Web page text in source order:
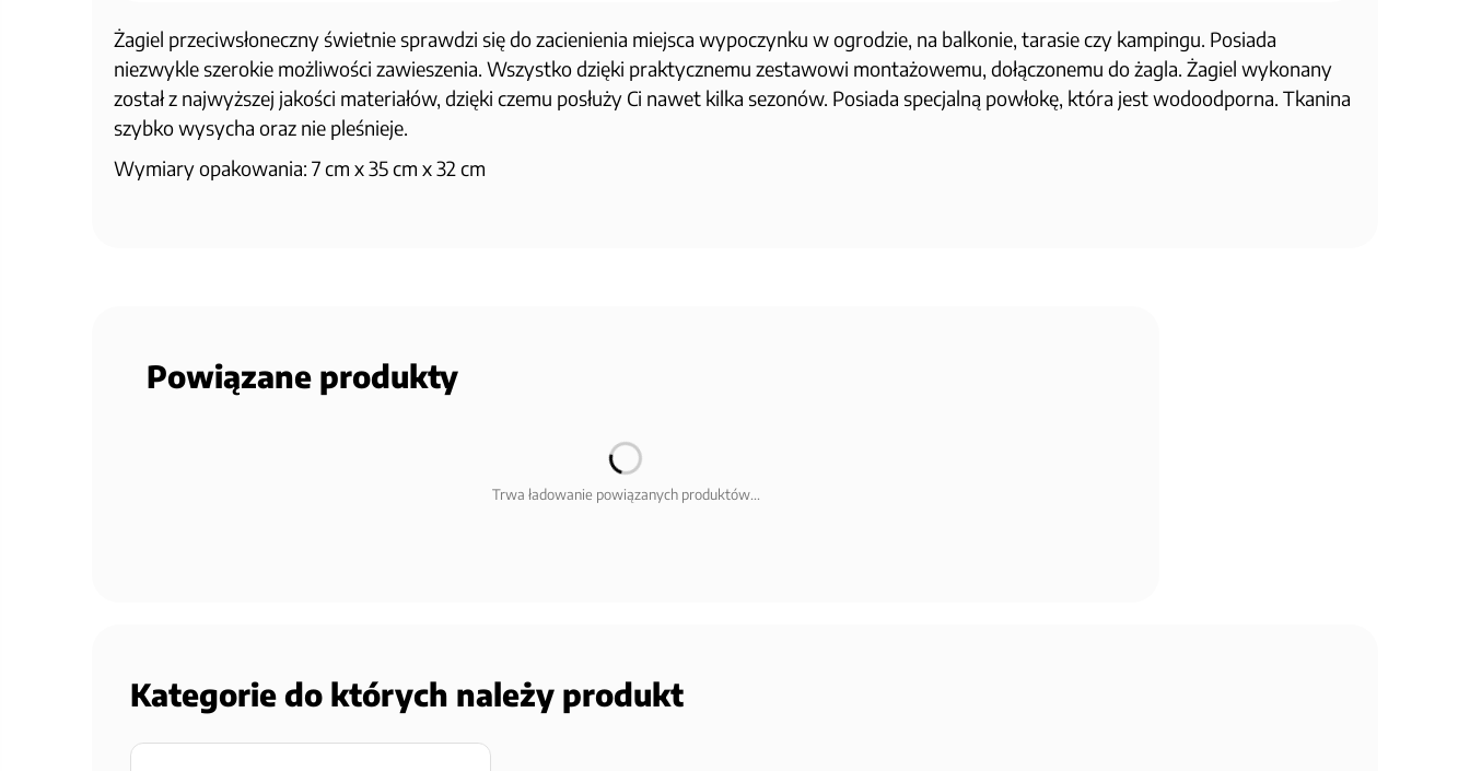
Żagiel przeciwsłoneczny świetnie sprawdzi się do zacienienia miejsca wypoczynku w ogrodzie, na balkonie, tarasie czy kampingu. Posiada
niezwykle szerokie możliwości zawieszenia. Wszystko dzięki praktycznemu zestawowi montażowemu, dołączonemu do żagla. Żagiel wykonany
został z najwyższej jakości materiałów, dzięki czemu posłuży Ci nawet kilka sezonów. Posiada specjalną powłokę, która jest wodoodporna. Tkanina
szybko wysycha oraz nie pleśnieje.
Wymiary opakowania: 7 cm x 35 cm x 32 cm
Powiązane produkty
Trwa ładowanie powiązanych produktów...
Kategorie do których należy produkt